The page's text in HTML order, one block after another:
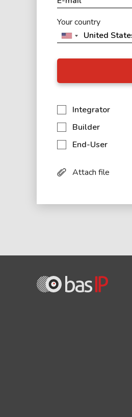
Your country
Integrator
Builder
End-User
Attach file